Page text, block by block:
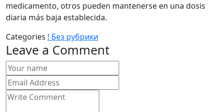
medicamento, otros pueden mantenerse en una dosis
diaria más baja establecida.
Categories ! Без рубрики
Leave a Comment